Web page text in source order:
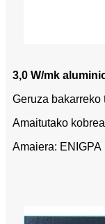
3,0 W/mk
Geruza bakarreko
Amaitutako
Amaiera: ENIGPA